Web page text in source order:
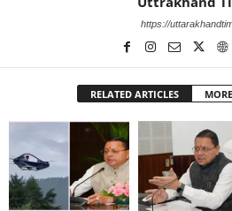
https://
RELATED ARTICLES